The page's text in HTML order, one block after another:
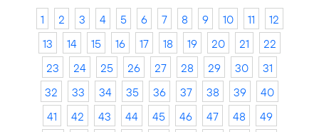
1 2 3 4 5 6 7 8 9 10 11
12
13
14 15 16 17 18 19 20 21
22
23
24 25 26 27 28 29 30
31
32
33 34 35 36 37 38 39
40
41
42 43 44 45 46 47 48
49